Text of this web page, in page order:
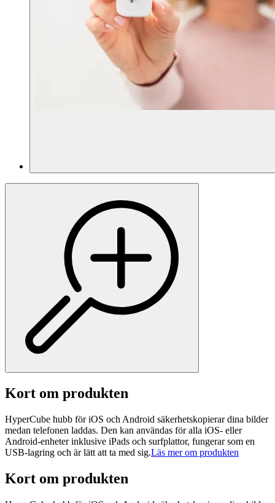
Kort om produkten
HyperCube hubb för iOS och Android säkerhetskopierar dina bilder
medan telefonen laddas. Den kan användas för alla iOS- eller
Android-enheter inklusive iPads och surfplattor, fungerar som en
USB-lagring och är lätt att ta med sig.Läs mer om produkten
Kort om produkten